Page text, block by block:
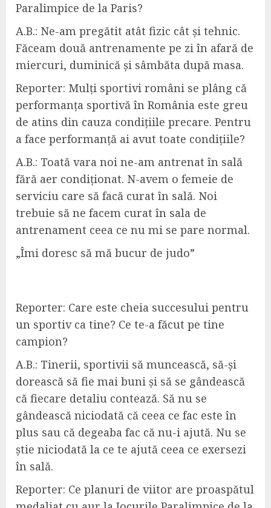
Paralimpice de la Paris?
A.B.: Ne-am pregătit atât fizic cât și tehnic.
Făceam două antrenamente pe zi în afară de
miercuri, duminică și sâmbăta după masa.
Reporter: Mulți sportivi români se plâng că
performanța sportivă în România este greu
de atins din cauza condițiile precare. Pentru
a face performanță ai avut toate condițiile?
A.B.: Toată vara noi ne-am antrenat în sală
fără aer condiționat. N-avem o femeie de
serviciu care să facă curat în sală. Noi
trebuie să ne facem curat în sala de
antrenament ceea ce nu mi se pare normal.
„Îmi doresc să mă bucur de judo”
Reporter: Care este cheia succesului pentru
un sportiv ca tine? Ce te-a făcut pe tine
campion?
A.B.: Tinerii, sportivii să muncească, să-și
dorească să fie mai buni și să se gândească
că fiecare detaliu contează. Să nu se
gândească niciodată că ceea ce fac este în
plus sau că degeaba fac că nu-i ajută. Nu se
știe niciodată la ce te ajută ceea ce exersezi
în sală.
Reporter: Ce planuri de viitor are proaspătul